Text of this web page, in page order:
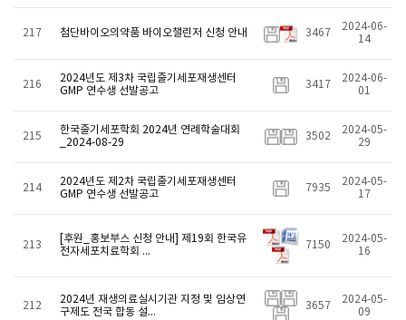
217 첨단바이오의약품 바이오챌린저 신청 안내 3467
2024-06-
14
216
2024년도 제3차 국립줄기세포재생센터
GMP 연수생 선발공고
3417
2024-06-
01
215
한국줄기세포학회 2024년 연례학술대회
_2024-08-29
3502
2024-05-
29
214
2024년도 제2차 국립줄기세포재생센터
GMP 연수생 선발공고
7935
2024-05-
17
213
[후원_홍보부스 신청 안내] 제19회 한국유
전자세포치료학회 ...
7150
2024-05-
16
212
2024년 재생의료실시기관 지정 및 임상연
구제도 전국 합동 설...
3657
2024-05-
09